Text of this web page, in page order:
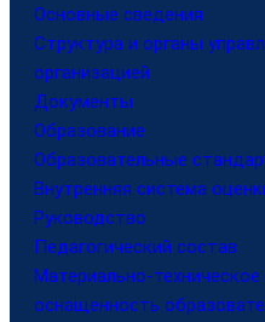
Основные сведения
Структура и органы
организацией
Документы
Образование
Образовательные
Внутренняя система
Руководство
Педагогический состав
Материально-техническое
оснащенность